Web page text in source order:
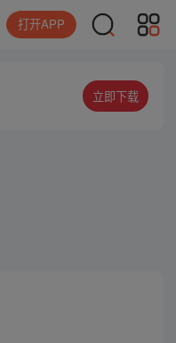
打开APP
立即下载